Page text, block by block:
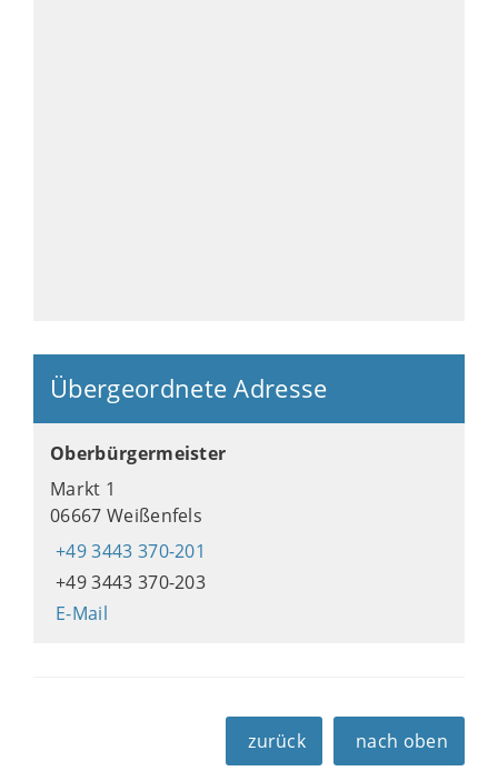
Übergeordnete Adresse
Oberbürgermeister
Markt 1
06667 Weißenfels
+49 3443 370-201
+49 3443 370-203
E-Mail
zurück nach oben